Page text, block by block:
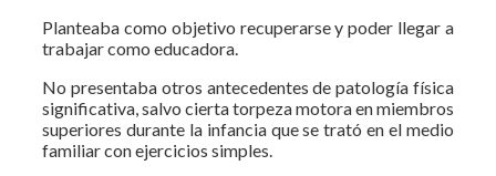
Planteaba como objetivo recuperarse y poder llegar a
trabajar como educadora.
No presentaba otros antecedentes de patología física
significativa, salvo cierta torpeza motora en miembros
superiores durante la infancia que se trató en el medio
familiar con ejercicios simples.